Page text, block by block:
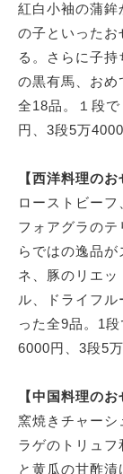
紅白小袖の蒲鉾
の子といったお
る。さらに子
の黒有馬、おめ
全18品。１段
円、3段5万
【西洋料理のお
ローストビー
フォアグラの
らではの逸品
ネ、豚のリエ
ル、ドライフ
った全9品。1
6000円、3段5
【中国料理のお
窯焼きチャー
ラゲのトリュ
と黄瓜の甘酢